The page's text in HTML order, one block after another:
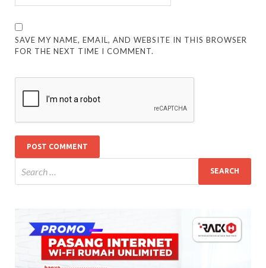
SAVE MY NAME, EMAIL, AND WEBSITE IN THIS BROWSER
FOR THE NEXT TIME I COMMENT.